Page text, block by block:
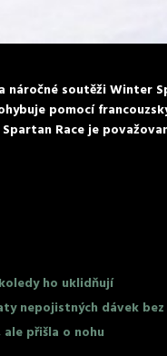
soutěži Winter
pomocí
Race je
ho uklidňují
nepojistných dávek
přišla o nohu